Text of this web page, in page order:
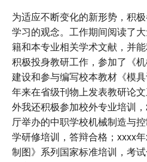
为适应不断变化的新形势，积
学习的观念。工作期间阅读了
籍和本专业相关学术文献，并
积极投身教研工作，参加了《
建设和参与编写校本教材《模
年来在省级刊物上发表教研论
外我还积极参加校外专业培训
厅举办的中职学校机械制造与
学研修培训，答辩合格；xxxx
制图》系列国家标准培训，考